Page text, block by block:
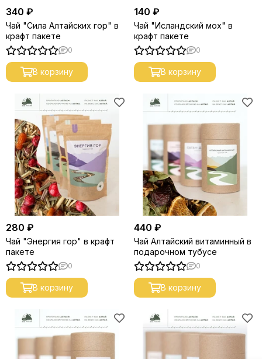
340 ₽
Чай "Сила Алтайских гор" в
крафт пакете
0
В корзину
140 ₽
Чай "Исландский мох" в
крафт пакете
0
В корзину
280 ₽
Чай "Энергия гор" в крафт
пакете
0
В корзину
440 ₽
Чай Алтайский витаминный в
подарочном тубусе
0
В корзину